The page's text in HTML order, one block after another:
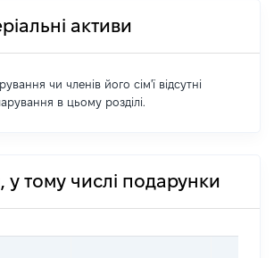
активи
чи членів його сім'ї відсутні
в цьому розділі.
у тому числі подарунки